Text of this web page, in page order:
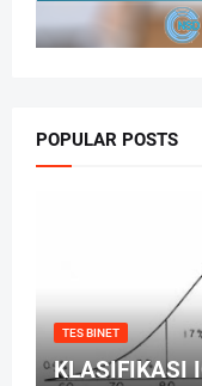
POPULAR POSTS
TES BINET
KLASIFIKASI